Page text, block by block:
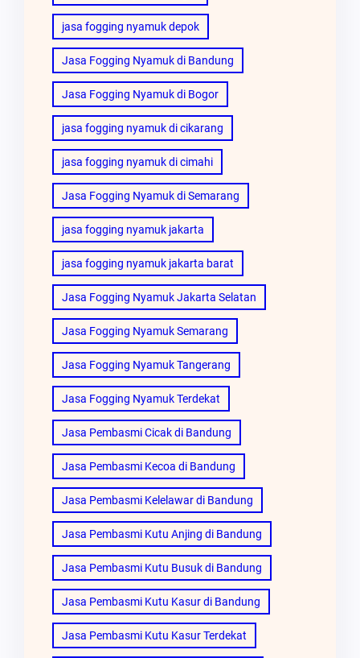
jasa fogging nyamuk depok
Jasa Fogging Nyamuk di Bandung
Jasa Fogging Nyamuk di Bogor
jasa fogging nyamuk di cikarang
jasa fogging nyamuk di cimahi
Jasa Fogging Nyamuk di Semarang
jasa fogging nyamuk jakarta
jasa fogging nyamuk jakarta barat
Jasa Fogging Nyamuk Jakarta Selatan
Jasa Fogging Nyamuk Semarang
Jasa Fogging Nyamuk Tangerang
Jasa Fogging Nyamuk Terdekat
Jasa Pembasmi Cicak di Bandung
Jasa Pembasmi Kecoa di Bandung
Jasa Pembasmi Kelelawar di Bandung
Jasa Pembasmi Kutu Anjing di Bandung
Jasa Pembasmi Kutu Busuk di Bandung
Jasa Pembasmi Kutu Kasur di Bandung
Jasa Pembasmi Kutu Kasur Terdekat